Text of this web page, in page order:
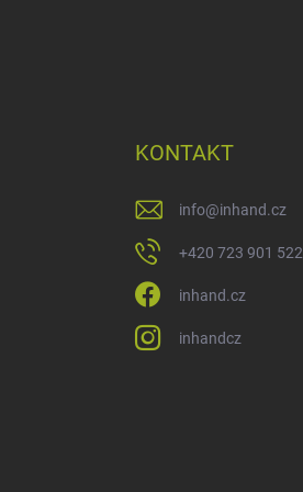
KONTAKT
info@inhand.cz
+420 723 901 522
inhand.cz
inhandcz